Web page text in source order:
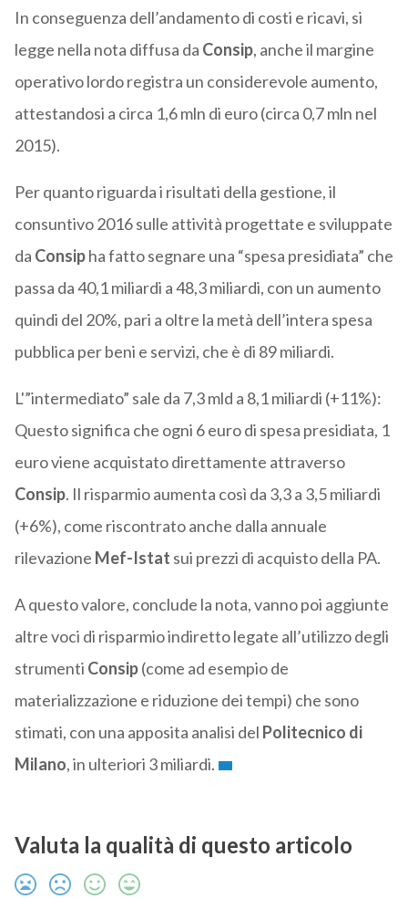
In conseguenza dell’andamento di costi e ricavi, si
legge nella nota diffusa da Consip, anche il margine
operativo lordo registra un considerevole aumento,
attestandosi a circa 1,6 mln di euro (circa 0,7 mln nel
2015).
Per quanto riguarda i risultati della gestione, il
consuntivo 2016 sulle attività progettate e sviluppate
da Consipha fatto segnare una “spesa presidiata” che
passa da 40,1 miliardi a 48,3 miliardi, con un aumento
quindi del 20%, pari a oltre la metà dell’intera spesa
pubblica per beni e servizi, che è di 89 miliardi.
L'”intermediato” sale da 7,3 mld a 8,1 miliardi (+11%):
Questo significa che ogni 6 euro di spesa presidiata, 1
euro viene acquistato direttamente attraverso
Consip. Il risparmio aumenta così da 3,3 a 3,5 miliardi
(+6%), come riscontrato anche dalla annuale
rilevazione Mef-Istat sui prezzi di acquisto della PA.
A questo valore, conclude la nota, vanno poi aggiunte
altre voci di risparmio indiretto legate all’utilizzo degli
strumenti Consip(come ad esempio de
materializzazione e riduzione dei tempi) che sono
stimati, con una apposita analisi del Politecnico di
Milano, in ulteriori 3 miliardi.
Valuta la qualità di questo articolo